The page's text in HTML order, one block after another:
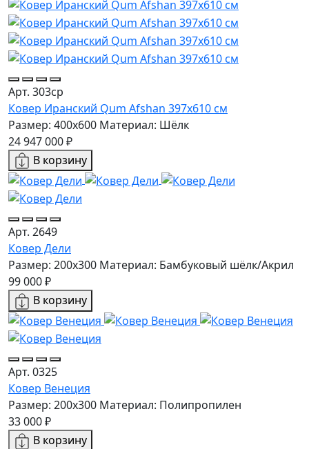
Арт. 303ср
Ковер Иранский Qum Afshan 397x610 см
Размер: 400x600 Материал: Шёлк
24 947 000 ₽
В корзину
Арт. 2649
Ковер Дели
Размер: 200x300 Материал: Бамбуковый шёлк/Акрил
99 000 ₽
В корзину
Арт. 0325
Ковер Венеция
Размер: 200x300 Материал: Полипропилен
33 000 ₽
В корзину